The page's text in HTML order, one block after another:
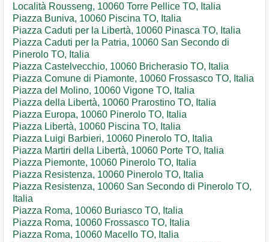
Località Rousseng, 10060 Torre Pellice TO, Italia
Piazza Buniva, 10060 Piscina TO, Italia
Piazza Caduti per la Libertà, 10060 Pinasca TO, Italia
Piazza Caduti per la Patria, 10060 San Secondo di
Pinerolo TO, Italia
Piazza Castelvecchio, 10060 Bricherasio TO, Italia
Piazza Comune di Piamonte, 10060 Frossasco TO, Italia
Piazza del Molino, 10060 Vigone TO, Italia
Piazza della Libertà, 10060 Prarostino TO, Italia
Piazza Europa, 10060 Pinerolo TO, Italia
Piazza Libertà, 10060 Piscina TO, Italia
Piazza Luigi Barbieri, 10060 Pinerolo TO, Italia
Piazza Martiri della Libertà, 10060 Porte TO, Italia
Piazza Piemonte, 10060 Pinerolo TO, Italia
Piazza Resistenza, 10060 Pinerolo TO, Italia
Piazza Resistenza, 10060 San Secondo di Pinerolo TO,
Italia
Piazza Roma, 10060 Buriasco TO, Italia
Piazza Roma, 10060 Frossasco TO, Italia
Piazza Roma, 10060 Macello TO, Italia